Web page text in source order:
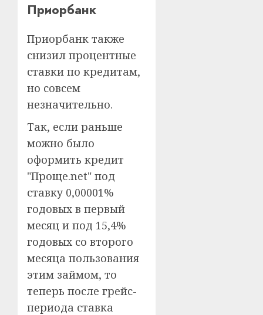
Приорбанк
Приорбанк также
снизил процентные
ставки по кредитам,
но совсем
незначительно.
Так, если раньше
можно было
оформить кредит
"Проще.net" под
ставку 0,00001%
годовых в первый
месяц и под 15,4%
годовых со второго
месяца пользования
этим займом, то
теперь после грейс-
периода ставка